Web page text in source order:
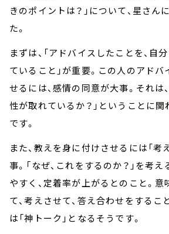
きのポイントは？」について、星さん
た。
まずは、「アドバイスしたことを、自
ていること」が重要。この人のアド
せるには、感情の同意が大事。それは
性が取れているか？」ということに
です。
また、教えを身に付けさせるには「考
事。「なぜ、これをするのか？」を考
やすく、定着率が上がるとのこと。
て、考えさせて、答え合わせをするこ
は「神トーク」となるそうです。